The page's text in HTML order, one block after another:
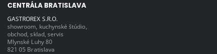
CENTRÁLA BRATISLAVA
GASTROREX S.R.O.
showroom, kuchynské štúdio,
obchod, sklad, servis
Mlynské Luhy 80
821 05 Bratislava